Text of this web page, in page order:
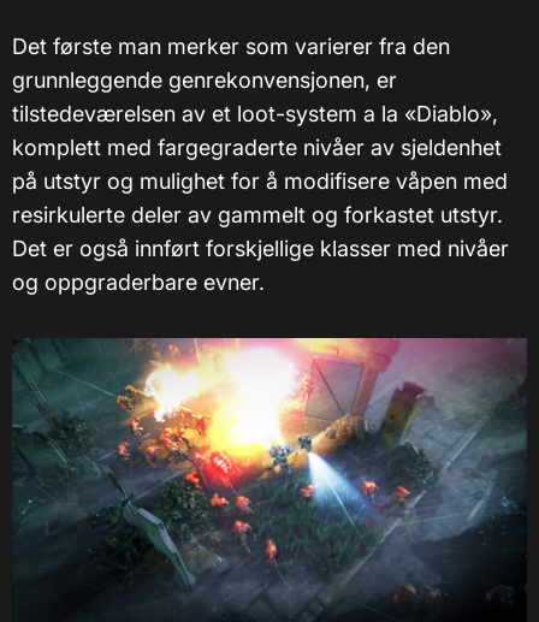
Det første man merker som varierer fra den
grunnleggende genrekonvensjonen, er
tilstedeværelsen av et loot-system a la «Diablo»,
komplett med fargegraderte nivåer av sjeldenhet
på utstyr og mulighet for å modifisere våpen med
resirkulerte deler av gammelt og forkastet utstyr.
Det er også innført forskjellige klasser med nivåer
og oppgraderbare evner.